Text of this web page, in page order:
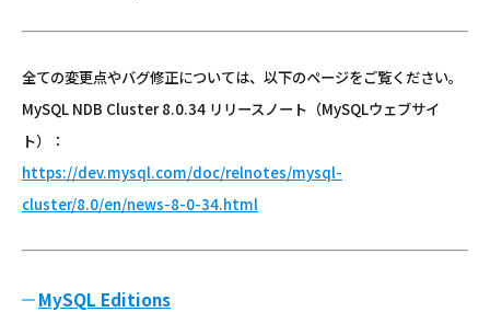
全ての変更点やバグ修正については、以下のページをご覧ください。
MySQL NDB Cluster 8.0.34 リリースノート（MySQLウェブサイ
ト）：
https://dev.mysql.com/doc/relnotes/mysql-
cluster/8.0/en/news-8-0-34.html
MySQL Editions